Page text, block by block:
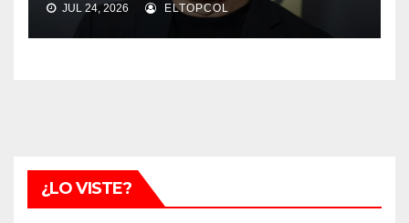
JUL 24, 2026 ELTOPCOL
¿LO VISTE?